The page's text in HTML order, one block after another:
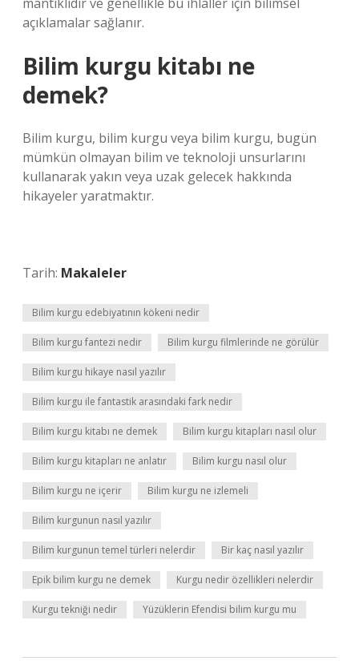
açıklamalar sağlanır.
Bilim kurgu kitabı ne
demek?
Bilim kurgu, bilim kurgu veya bilim kurgu, bugün
mümkün olmayan bilim ve teknoloji unsurlarını
kullanarak yakın veya uzak gelecek hakkında
hikayeler yaratmaktır.
Tarih: Makaleler
Bilim kurgu edebiyatının kökeni nedir
Bilim kurgu fantezi nedir Bilim kurgu filmlerinde ne görülür
Bilim kurgu hikaye nasıl yazılır
Bilim kurgu ile fantastik arasındaki fark nedir
Bilim kurgu kitabı ne demek Bilim kurgu kitapları nasıl olur
Bilim kurgu kitapları ne anlatır Bilim kurgu nasıl olur
Bilim kurgu ne içerir Bilim kurgu ne izlemeli
Bilim kurgunun nasıl yazılır
Bilim kurgunun temel türleri nelerdir Bir kaç nasıl yazılır
Epik bilim kurgu ne demek Kurgu nedir özellikleri nelerdir
Kurgu tekniği nedir Yüzüklerin Efendisi bilim kurgu mu